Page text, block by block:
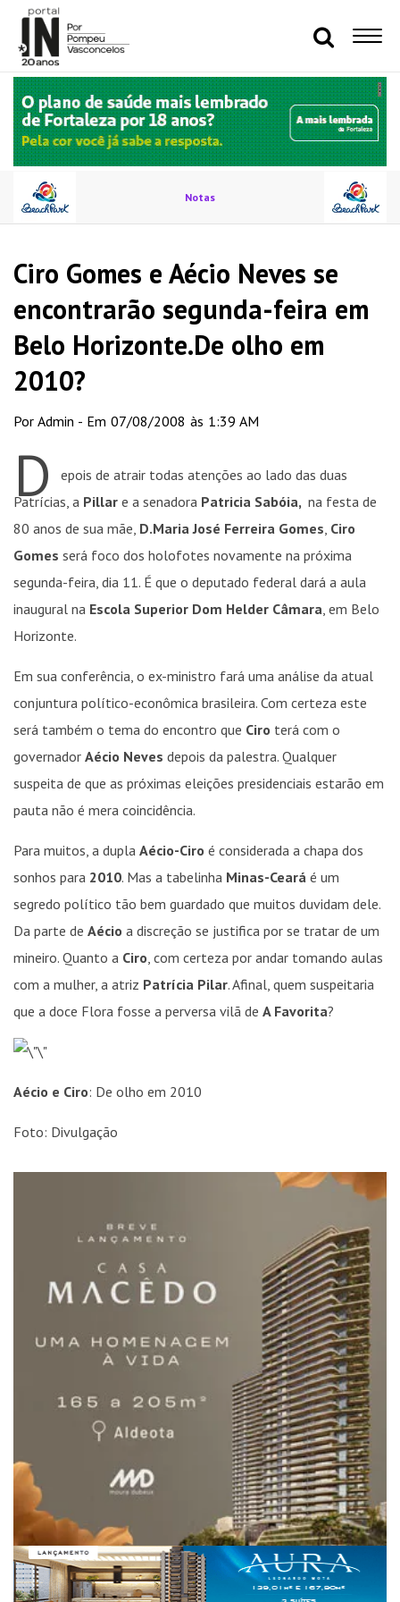
Notas
Ciro Gomes e Aécio Neves se
encontrarão segunda-feira em
Belo Horizonte.De olho em
2010?
Por Admin - Em 07/08/2008 às 1:39 AM
D
epois de atrair todas atenções ao lado das duas
Patrícias, a Pillar e a senadora Patricia Sabóia, na festa de
80 anos de sua mãe, D.Maria José Ferreira Gomes, Ciro
Gomes será foco dos holofotes novamente na próxima
segunda-feira, dia 11. É que o deputado federal dará a aula
inaugural na Escola Superior Dom Helder Câmara, em Belo
Horizonte.
Em sua conferência, o ex-ministro fará uma análise da atual
conjuntura político-econômica brasileira. Com certeza este
será também o tema do encontro que Ciro terá com o
governador Aécio Neves depois da palestra. Qualquer
suspeita de que as próximas eleições presidenciais estarão em
pauta não é mera coincidência.
Para muitos, a dupla Aécio-Ciro é considerada a chapa dos
sonhos para 2010. Mas a tabelinha Minas-Ceará é um
segredo político tão bem guardado que muitos duvidam dele.
Da parte de Aécio a discreção se justifica por se tratar de um
mineiro. Quanto a Ciro, com certeza por andar tomando aulas
com a mulher, a atriz Patrícia Pilar. Afinal, quem suspeitaria
que a doce Flora fosse a perversa vilã de A Favorita?
Aécio e Ciro: De olho em 2010
Foto: Divulgação